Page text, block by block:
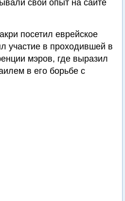
свой опыт на сайте
посетил еврейское
участие в проходившей в
мэров, где выразил
в его борьбе с